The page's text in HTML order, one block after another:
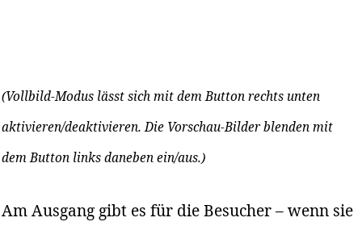
(Vollbild-Modus lässt sich mit dem Button rechts unten
aktivieren/deaktivieren. Die Vorschau-Bilder blenden mit
dem Button links daneben ein/aus.)
Am Ausgang gibt es für die Besucher – wenn sie